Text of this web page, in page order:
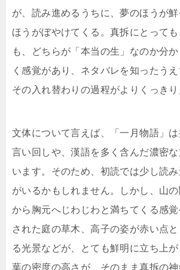
が、読み進めるうちに、夢のほうが
ほうがぼやけてくる。真拆にとって
も、どちらが「本当の生」なのか分
く感覚があり、ネタバレを知ったうえ
その入れ替わりの過程がよりくっきり
文体について言えば、「一月物語」
言い回しや、漢語を多く含んだ濃密
います。そのため、初読では少し読
がいるかもしれません。しかし、山
から胸元へじわじわと満ちてくる感
された庭の草木、高子の姿が赤い点
る光景などが、とても鮮明に立ち上
葉の密度の高さが、そのまま真拆の